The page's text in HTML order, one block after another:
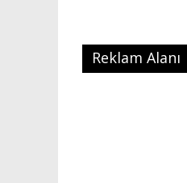
Reklam Alanı